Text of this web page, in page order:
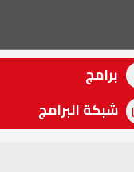
برامج
شبكة البرامج
الرياضة
(16:00